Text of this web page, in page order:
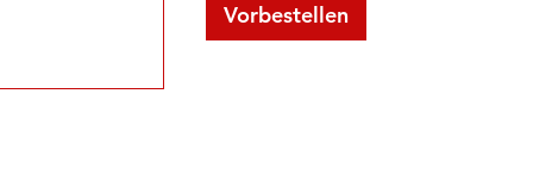
Vorbestellen